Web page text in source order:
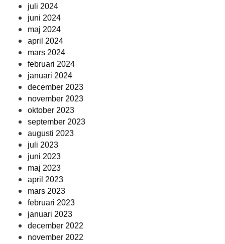
juli 2024
juni 2024
maj 2024
april 2024
mars 2024
februari 2024
januari 2024
december 2023
november 2023
oktober 2023
september 2023
augusti 2023
juli 2023
juni 2023
maj 2023
april 2023
mars 2023
februari 2023
januari 2023
december 2022
november 2022